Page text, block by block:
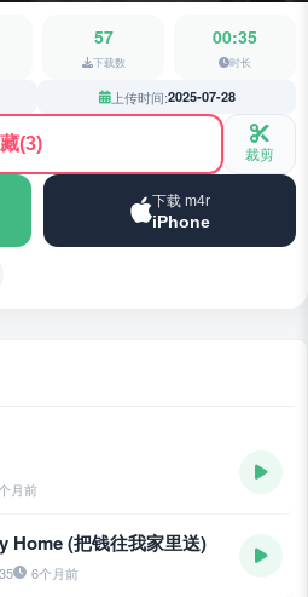
57
下载数
00:35
时长
上传时间:2025-07-28
(3) 裁剪
下载 m4r
iPhone
月前
Home (把钱往我家里送)
6个月前